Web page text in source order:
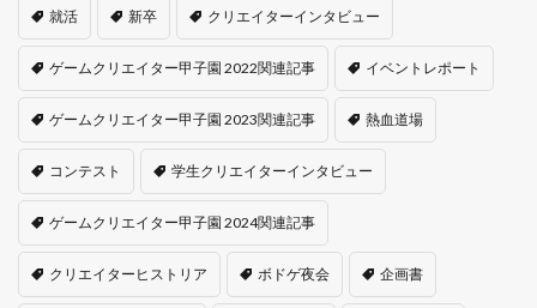
就活 新卒 クリエイターインタビュー
ゲームクリエイター甲子園 2022関連記事 イベントレポート
ゲームクリエイター甲子園 2023関連記事 熱血道場
コンテスト 学生クリエイターインタビュー
ゲームクリエイター甲子園 2024関連記事
クリエイターヒストリア ボドゲ夜会 企画書